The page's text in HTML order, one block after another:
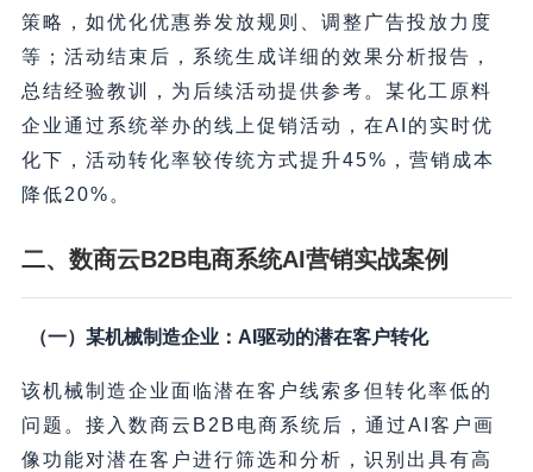
策略，如优化优惠券发放规则、调整广告投放力度
等；活动结束后，系统生成详细的效果分析报告，
总结经验教训，为后续活动提供参考。某化工原料
企业通过系统举办的线上促销活动，在AI的实时优
化下，活动转化率较传统方式提升45%，营销成本
降低20%。
二、数商云B2B电商系统AI营销实战案例
（一）某机械制造企业：AI驱动的潜在客户转化
该机械制造企业面临潜在客户线索多但转化率低的
问题。接入数商云B2B电商系统后，通过AI客户画
像功能对潜在客户进行筛选和分析，识别出具有高